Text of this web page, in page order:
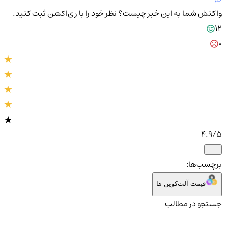
واکنش شما به این خبر چیست؟نظر خود را با ری‌اکشن ثبت کنید.
12
4.9/5
برچسب‌ها:
قیمت آلت‌کوین ها
جستجو در مطالب